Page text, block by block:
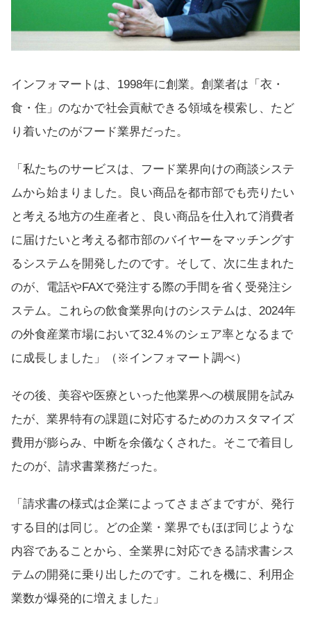
インフォマートは、1998年に創業。創業者は「衣・
食・住」のなかで社会貢献できる領域を模索し、たど
り着いたのがフード業界だった。
「私たちのサービスは、フード業界向けの商談システ
ムから始まりました。良い商品を都市部でも売りたい
と考える地方の生産者と、良い商品を仕入れて消費者
に届けたいと考える都市部のバイヤーをマッチングす
るシステムを開発したのです。そして、次に生まれた
のが、電話やFAXで発注する際の手間を省く受発注シ
ステム。これらの飲食業界向けのシステムは、2024年
の外食産業市場において32.4％のシェア率となるまで
に成長しました」（※インフォマート調べ）
その後、美容や医療といった他業界への横展開を試み
たが、業界特有の課題に対応するためのカスタマイズ
費用が膨らみ、中断を余儀なくされた。そこで着目し
たのが、請求書業務だった。
「請求書の様式は企業によってさまざまですが、発行
する目的は同じ。どの企業・業界でもほぼ同じような
内容であることから、全業界に対応できる請求書シス
テムの開発に乗り出したのです。これを機に、利用企
業数が爆発的に増えました」